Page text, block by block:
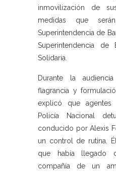
inmovilización de
medidas que
Superintendencia de
Superintendencia de
Solidaria.
Durante la
flagrancia y
explicó que agentes
Policía Nacional
conducido por Alexis
un control de rutina.
que había llegado
compañía de un